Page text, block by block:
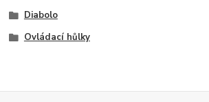
Diabolo
Ovládací hůlky